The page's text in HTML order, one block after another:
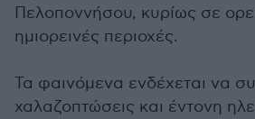
Πελοποννήσου, κυρίως σε
ημιορεινές περιοχές.
Τα φαινόμενα ενδέχεται να
χαλαζοπτώσεις και έντονη